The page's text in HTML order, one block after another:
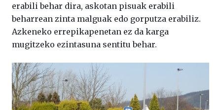
erabili behar dira, askotan pisuak erabili
beharrean zinta malguak edo gorputza erabiliz.
Azkeneko errepikapenetan ez da karga
mugitzeko ezintasuna sentitu behar.